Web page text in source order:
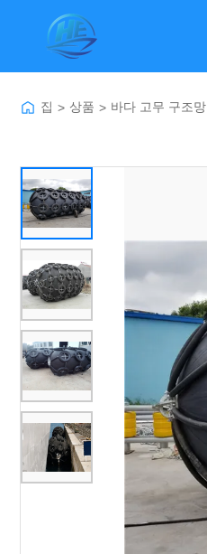
집 > 상품 > 바다 고무 구조망